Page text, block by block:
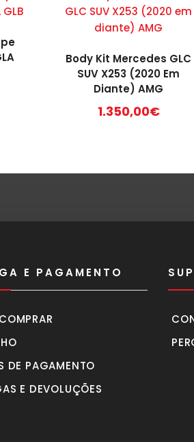
Body Kit Mercedes GLC
SUV X253 (2020 Em
Diante) AMG
1.350,00€
E PAGAMENTO
DE PAGAMENTO
E DEVOLUÇÕES